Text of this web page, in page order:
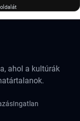
ahol a kultúrák
Ingatlan